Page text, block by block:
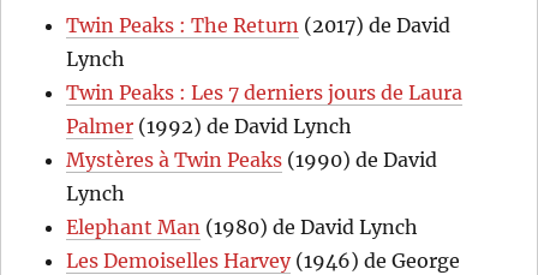
Twin Peaks : The Return (2017) de David
Lynch
Twin Peaks : Les 7 derniers jours de Laura
Palmer (1992) de David Lynch
Mystères à Twin Peaks (1990) de David
Lynch
Elephant Man (1980) de David Lynch
Les Demoiselles Harvey(1946) de George